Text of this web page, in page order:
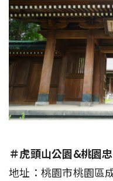
＃虎頭山公園&桃園
地址：桃園市桃園區